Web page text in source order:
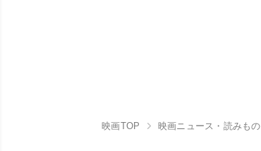
映画TOP 映画ニュース・読みもの